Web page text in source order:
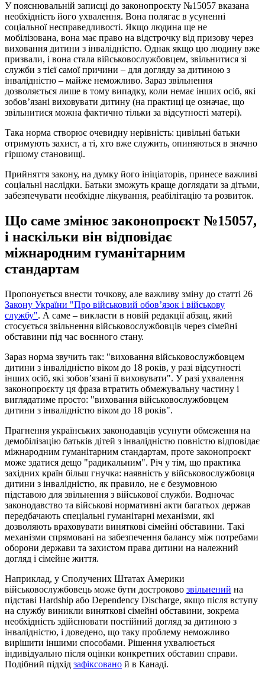
У пояснювальній записці до законопроєкту №15057 вказана
необхідність його ухвалення. Вона полягає в усуненні
соціальної несправедливості. Якщо людина ще не
мобілізована, вона має право на відстрочку від призову через
виховання дитини з інвалідністю. Однак якщо цю людину вже
призвали, і вона стала військовослужбовцем, звільнитися зі
служби з тієї самої причини – для догляду за дитиною з
інвалідністю – майже неможливо. Зараз звільнення
дозволяється лише в тому випадку, коли немає інших осіб, які
зобов’язані виховувати дитину (на практиці це означає, що
звільнитися можна фактично тільки за відсутності матері).
Така норма створює очевидну нерівність: цивільні батьки
отримують захист, а ті, хто вже служить, опиняються в значно
гіршому становищі.
Прийняття закону, на думку його ініціаторів, принесе важливі
соціальні наслідки. Батьки зможуть краще доглядати за дітьми,
забезпечувати необхідне лікування, реабілітацію та розвиток.
Що саме змінює законопроєкт №15057,
і наскільки він відповідає
міжнародним гуманітарним
стандартам
Пропонується внести точкову, але важливу зміну до статті 26
Закону України "Про військовий обов’язок і військову
службу". А саме – викласти в новій редакції абзац, який
стосується звільнення військовослужбовців через сімейні
обставини під час воєнного стану.
Зараз норма звучить так: "виховання військовослужбовцем
дитини з інвалідністю віком до 18 років, у разі відсутності
інших осіб, які зобов’язані її виховувати". У разі ухвалення
законопроєкту ця фраза втратить обмежувальну частину і
виглядатиме просто: "виховання військовослужбовцем
дитини з інвалідністю віком до 18 років".
Прагнення українських законодавців усунути обмеження на
демобілізацію батьків дітей з інвалідністю повністю відповідає
міжнародним гуманітарним стандартам, проте законопроєкт
може здатися дещо "радикальним". Річ у тім, що практика
західних країн більш гнучка: наявність у військовослужбовця
дитини з інвалідністю, як правило, не є безумовною
підставою для звільнення з військової служби. Водночас
законодавство та військові нормативні акти багатьох держав
передбачають спеціальні гуманітарні механізми, які
дозволяють враховувати виняткові сімейні обставини. Такі
механізми спрямовані на забезпечення балансу між потребами
оборони держави та захистом права дитини на належний
догляд і сімейне життя.
Наприклад, у Сполучених Штатах Америки
військовослужбовець може бути достроково звільнений на
підставі Hardship або Dependency Discharge, якщо після вступу
на службу виникли виняткові сімейні обставини, зокрема
необхідність здійснювати постійний догляд за дитиною з
інвалідністю, і доведено, що таку проблему неможливо
вирішити іншими способами. Рішення ухвалюється
індивідуально після оцінки конкретних обставин справи.
Подібний підхід зафіксовано й в Канаді.